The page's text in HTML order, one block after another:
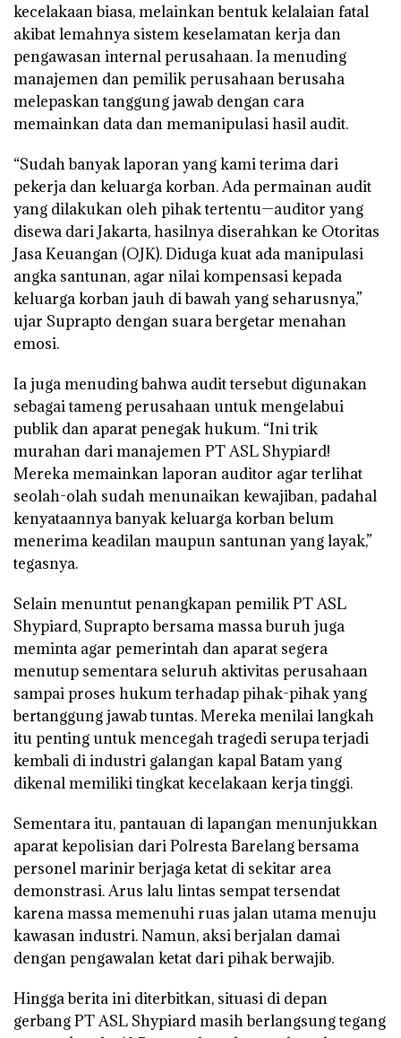
kecelakaan biasa, melainkan bentuk kelalaian fatal
akibat lemahnya sistem keselamatan kerja dan
pengawasan internal perusahaan. Ia menuding
manajemen dan pemilik perusahaan berusaha
melepaskan tanggung jawab dengan cara
memainkan data dan memanipulasi hasil audit.
“Sudah banyak laporan yang kami terima dari
pekerja dan keluarga korban. Ada permainan audit
yang dilakukan oleh pihak tertentu—auditor yang
disewa dari Jakarta, hasilnya diserahkan ke Otoritas
Jasa Keuangan (OJK). Diduga kuat ada manipulasi
angka santunan, agar nilai kompensasi kepada
keluarga korban jauh di bawah yang seharusnya,”
ujar Suprapto dengan suara bergetar menahan
emosi.
Ia juga menuding bahwa audit tersebut digunakan
sebagai tameng perusahaan untuk mengelabui
publik dan aparat penegak hukum. “Ini trik
murahan dari manajemen PT ASL Shypiard!
Mereka memainkan laporan auditor agar terlihat
seolah-olah sudah menunaikan kewajiban, padahal
kenyataannya banyak keluarga korban belum
menerima keadilan maupun santunan yang layak,”
tegasnya.
Selain menuntut penangkapan pemilik PT ASL
Shypiard, Suprapto bersama massa buruh juga
meminta agar pemerintah dan aparat segera
menutup sementara seluruh aktivitas perusahaan
sampai proses hukum terhadap pihak-pihak yang
bertanggung jawab tuntas. Mereka menilai langkah
itu penting untuk mencegah tragedi serupa terjadi
kembali di industri galangan kapal Batam yang
dikenal memiliki tingkat kecelakaan kerja tinggi.
Sementara itu, pantauan di lapangan menunjukkan
aparat kepolisian dari Polresta Barelang bersama
personel marinir berjaga ketat di sekitar area
demonstrasi. Arus lalu lintas sempat tersendat
karena massa memenuhi ruas jalan utama menuju
kawasan industri. Namun, aksi berjalan damai
dengan pengawalan ketat dari pihak berwajib.
Hingga berita ini diterbitkan, situasi di depan
gerbang PT ASL Shypiard masih berlangsung tegang